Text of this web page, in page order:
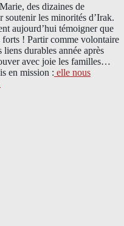
des dizaines de
soutenir les minorités d’Irak.
aujourd’hui témoigner que
forts ! Partir comme volontaire
liens durables année après
avec joie les familles…
en mission : elle nous